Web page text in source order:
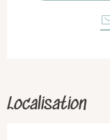
Localisation